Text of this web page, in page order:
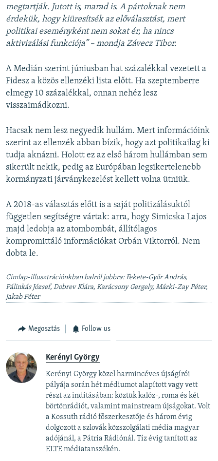
megtartják. Jutott is, marad is. A pártoknak nem
érdekük, hogy kiüresítsék az előválasztást, mert
politikai eseményként nem sokat ér, ha nincs
aktivizálási funkciója” – mondja Závecz Tibor.
A Medián szerint júniusban hat százalékkal vezetett a
Fidesz a közös ellenzéki lista előtt. Ha szeptemberre
elmegy 10 százalékkal, onnan nehéz lesz
visszaimádkozni.
Hacsak nem lesz negyedik hullám. Mert információink
szerint az ellenzék abban bízik, hogy azt politikailag ki
tudja aknázni. Holott ez az első három hullámban sem
sikerült nekik, pedig az Európában legsikertelenebb
kormányzati járványkezelést kellett volna ütniük.
A 2018-as választás előtt is a saját politizálásuktól
független segítségre vártak: arra, hogy Simicska Lajos
majd ledobja az atombombát, állítólagos
kompromittáló információkat Orbán Viktorról. Nem
dobta le.
Címlap-illusztrációnkban balról jobbra: Fekete-Győr András,
Pálinkás József, Dobrev Klára, Karácsony Gergely, Márki-Zay Péter,
Jakab Péter
Megosztás Follow us
Kerényi György
Kerényi György közel harmincéves újságírói
pályája során hét médiumot alapított vagy vett
részt az indításában: köztük kalóz-, roma és két
börtönrádiót, valamint mainstream újságokat. Volt
a Kossuth rádió főszerkesztője és három évig
dolgozott a szlovák közszolgálati média magyar
adójánál, a Pátria Rádiónál. Tíz évig tanított az
ELTE médiatanszékén.